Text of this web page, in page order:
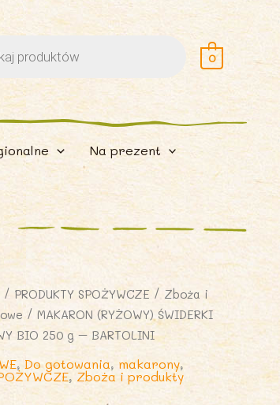
0
Na prezent
/ PRODUKTY SPOŻYWCZE / Zboża i
/ MAKARON (RYŻOWY) ŚWIDERKI
BIO 250 g – BARTOLINI
, Do gotowania, makarony,
, Zboża i produkty